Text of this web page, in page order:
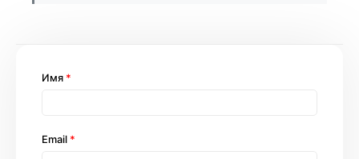
Имя *
Email *